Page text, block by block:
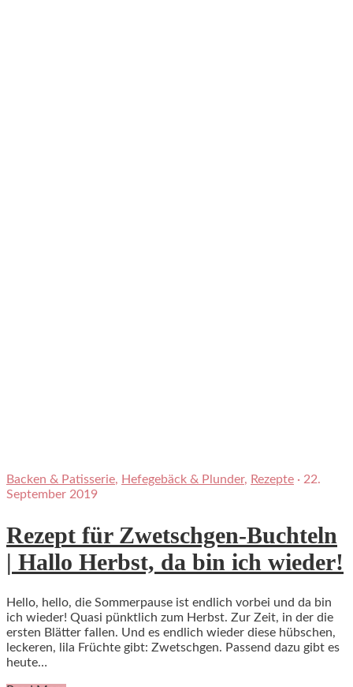
Backen & Patisserie, Hefegebäck & Plunder, Rezepte · 22.
September 2019
Rezept für Zwetschgen-Buchteln
| Hallo Herbst, da bin ich wieder!
Hello, hello, die Sommerpause ist endlich vorbei und da bin
ich wieder! Quasi pünktlich zum Herbst. Zur Zeit, in der die
ersten Blätter fallen. Und es endlich wieder diese hübschen,
leckeren, lila Früchte gibt: Zwetschgen. Passend dazu gibt es
heute…